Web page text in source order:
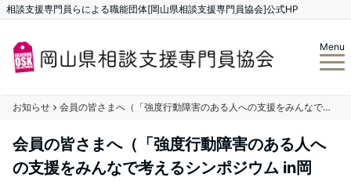
相談支援専門員らによる職能団体[岡山県相談支援専門員協会]公式HP
Menu
お知らせ 会員の皆さまへ（「強度行動障害のある人への支援をみんなで考えるシンポジウム in岡山」）の開催について
会員の皆さまへ（「強度行動障害のある人へ
の支援をみんなで考えるシンポジウム in岡